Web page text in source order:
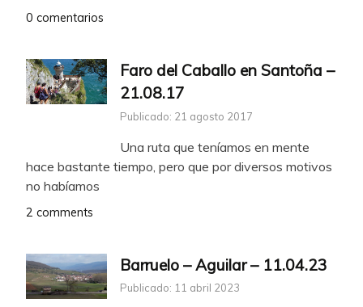
0 comentarios
Faro del Caballo en Santoña –
21.08.17
Publicado: 21 agosto 2017
Una ruta que teníamos en mente
hace bastante tiempo, pero que por diversos motivos
no habíamos
2 comments
Barruelo – Aguilar – 11.04.23
Publicado: 11 abril 2023